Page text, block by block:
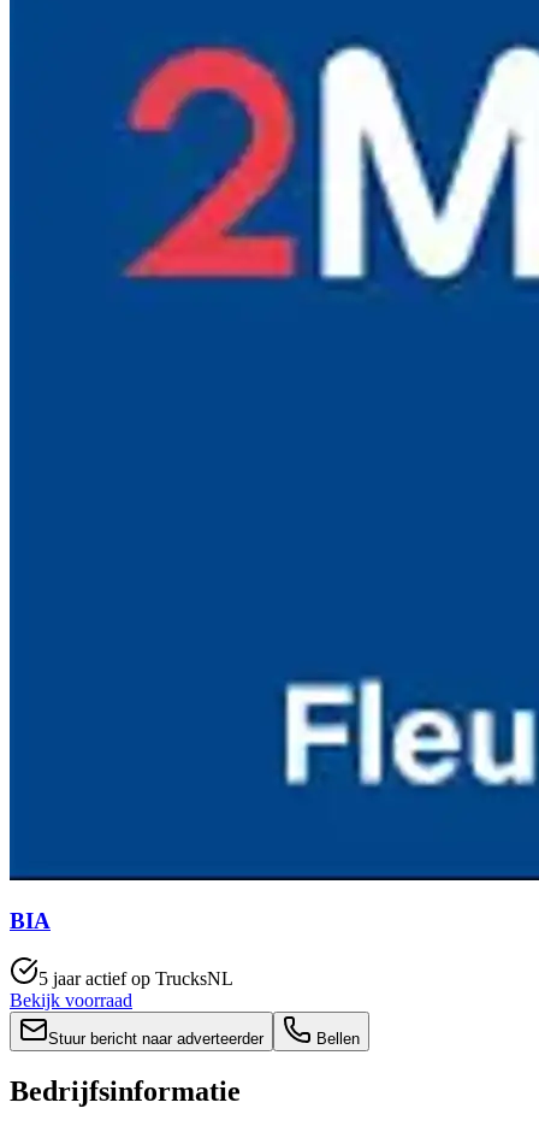
BIA
5 jaar actief op TrucksNL
Bekijk voorraad
Stuur bericht naar adverteerder Bellen
Bedrijfsinformatie